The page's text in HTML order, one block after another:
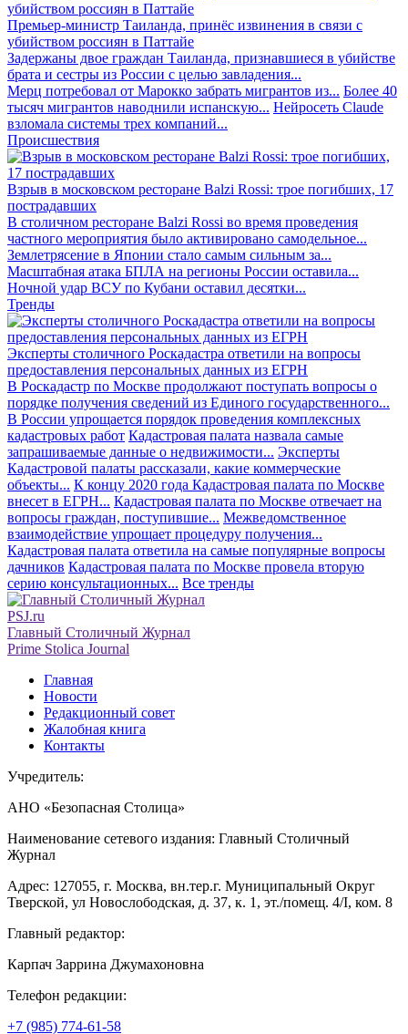
Премьер-министр Таиланда, принёс извинения в связи с
убийством россиян в Паттайе
Задержаны двое граждан Таиланда, признавшиеся в убийстве
брата и сестры из России с целью завладения...
Мерц потребовал от Марокко забрать мигрантов из... Более 40
тысяч мигрантов наводнили испанскую... Нейросеть Claude
взломала системы трех компаний...
Происшествия
Взрыв в московском ресторане Balzi Rossi: трое погибших, 17
пострадавших
В столичном ресторане Balzi Rossi во время проведения
частного мероприятия было активировано самодельное...
Землетрясение в Японии стало самым сильным за...
Масштабная атака БПЛА на регионы России оставила...
Ночной удар ВСУ по Кубани оставил десятки...
Тренды
Эксперты столичного Роскадастра ответили на вопросы
предоставления персональных данных из ЕГРН
В Роскадастр по Москве продолжают поступать вопросы о
порядке получения сведений из Единого государственного...
В России упрощается порядок проведения комплексных
кадастровых работ Кадастровая палата назвала самые
запрашиваемые данные о недвижимости... Эксперты
Кадастровой палаты рассказали, какие коммерческие
объекты... К концу 2020 года Кадастровая палата по Москве
внесет в ЕГРН... Кадастровая палата по Москве отвечает на
вопросы граждан, поступившие... Межведомственное
взаимодействие упрощает процедуру получения...
Кадастровая палата ответила на самые популярные вопросы
дачников Кадастровая палата по Москве провела вторую
серию консультационных... Все тренды
PSJ.ru
Главный Столичный Журнал
Prime Stolica Journal
Главная
Новости
Редакционный совет
Жалобная книга
Контакты
Учредитель:
АНО «Безопасная Столица»
Наименование сетевого издания: Главный Столичный
Журнал
Адрес: 127055, г. Москва, вн.тер.г. Муниципальный Округ
Тверской, ул Новослободская, д. 37, к. 1, эт./помещ. 4/I, ком. 8
Главный редактор:
Карпач Заррина Джумахоновна
Телефон редакции:
+7 (985) 774-61-58